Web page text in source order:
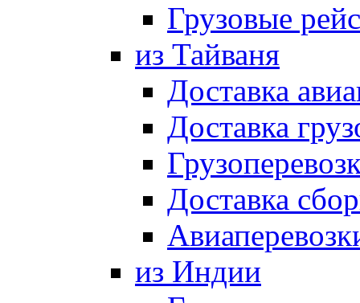
Грузовые
из Тайваня
Доставка
Доставка
Доставка
из Индии